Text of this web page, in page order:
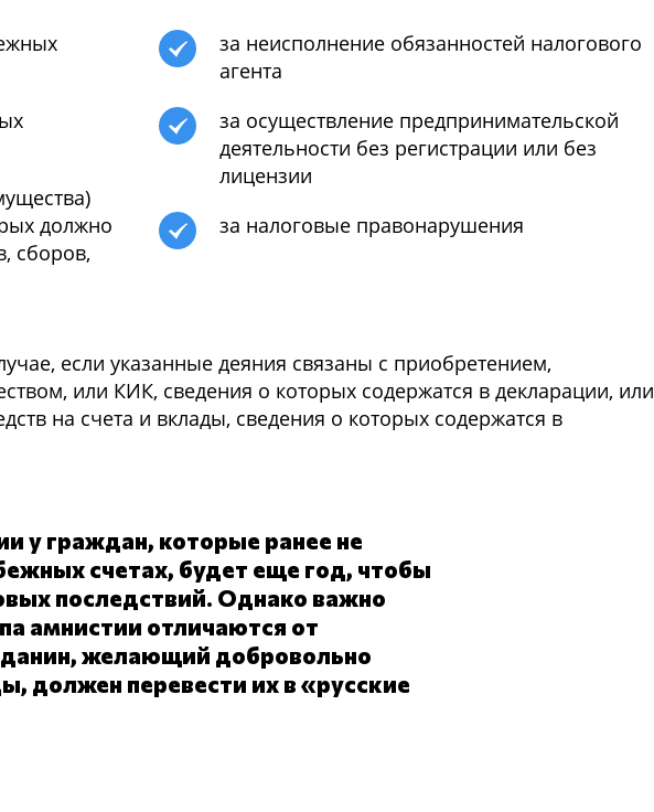
должно
сборов,
за неисполнение обязанностей налогового
агента
за осуществление предпринимательской
деятельности без регистрации или без
лицензии
за налоговые правонарушения
если указанные деяния связаны с приобретением,
или КИК, сведения о которых содержатся в декларации, или
на счета и вклады, сведения о которых содержатся в
у граждан, которые ранее не
счетах, будет еще год, чтобы
последствий. Однако важно
амнистии отличаются от
желающий добровольно
должен перевести их в «русские